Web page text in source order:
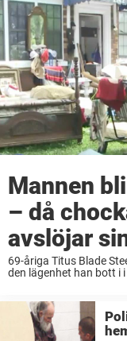
Mannen
– då
avslöjar
69-åriga Titus Blade
den lägenhet han bott i